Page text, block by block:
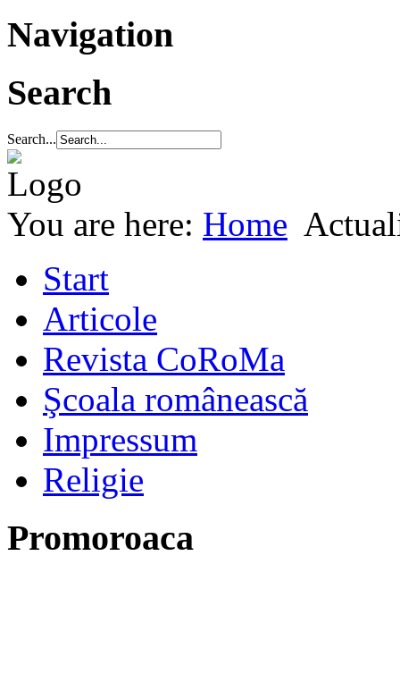
Navigation
Search
Search...
You are here: Home
Start
Articole
Revista CoRoMa
Şcoala românească
Impressum
Religie
Promoroaca